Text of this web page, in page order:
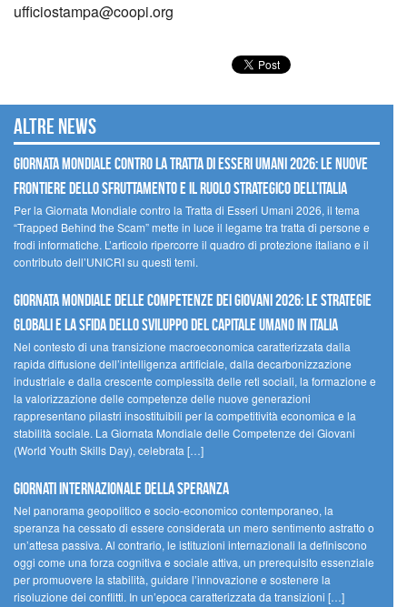
ufficiostampa@coopi.org
Altre news
GIORNATA MONDIALE CONTRO LA TRATTA DI ESSERI UMANI 2026: LE NUOVE
FRONTIERE DELLO SFRUTTAMENTO E IL RUOLO STRATEGICO DELL’ITALIA
Per la Giornata Mondiale contro la Tratta di Esseri Umani 2026, il tema
“Trapped Behind the Scam” mette in luce il legame tra tratta di persone e
frodi informatiche. L’articolo ripercorre il quadro di protezione italiano e il
contributo dell’UNICRI su questi temi.
GIORNATA MONDIALE DELLE COMPETENZE DEI GIOVANI 2026: LE STRATEGIE
GLOBALI E LA SFIDA DELLO SVILUPPO DEL CAPITALE UMANO IN ITALIA
Nel contesto di una transizione macroeconomica caratterizzata dalla
rapida diffusione dell’intelligenza artificiale, dalla decarbonizzazione
industriale e dalla crescente complessità delle reti sociali, la formazione e
la valorizzazione delle competenze delle nuove generazioni
rappresentano pilastri insostituibili per la competitività economica e la
stabilità sociale. La Giornata Mondiale delle Competenze dei Giovani
(World Youth Skills Day), celebrata […]
GIORNATI INTERNAZIONALE DELLA SPERANZA
Nel panorama geopolitico e socio-economico contemporaneo, la
speranza ha cessato di essere considerata un mero sentimento astratto o
un’attesa passiva. Al contrario, le istituzioni internazionali la definiscono
oggi come una forza cognitiva e sociale attiva, un prerequisito essenziale
per promuovere la stabilità, guidare l’innovazione e sostenere la
risoluzione dei conflitti. In un’epoca caratterizzata da transizioni […]